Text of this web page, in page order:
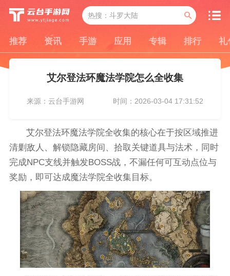
推荐 资讯 手游 应用 专辑 排行 礼
艾尔登法环魔法学院怎么全收集
来源：云台手游网 时间：2026-03-04 17:31:52
艾尔登法环魔法学院全收集的核心在于按区域推进
清剿敌人、解锁隐藏房间、拾取关键道具与法术，同时
完成NPC支线并触发BOSS战，不漏任何可互动点位与
奖励，即可达成魔法学院全收集目标。